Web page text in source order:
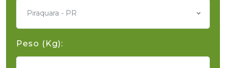
Piraquara - PR
Peso (Kg):